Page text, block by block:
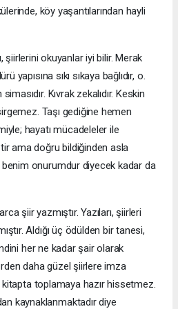
köy yaşantılarından hayli
şiirlerini okuyanlar iyi bilir. Merak
yapısına sıkı sıkaya bağlıdır, o.
Kıvrak zekalıdır. Keskin
Taşı gediğine hemen
hayatı mücadeleler ile
ama doğru bildiğinden asla
benim onurumdur diyecek kadar da
şiir yazmıştır. Yazıları, şiirleri
Aldığı üç ödülden bir tanesi,
her ne kadar şair olarak
daha güzel şiirlere imza
kitapta toplamaya hazır hissetmez.
kaynaklanmaktadır diye